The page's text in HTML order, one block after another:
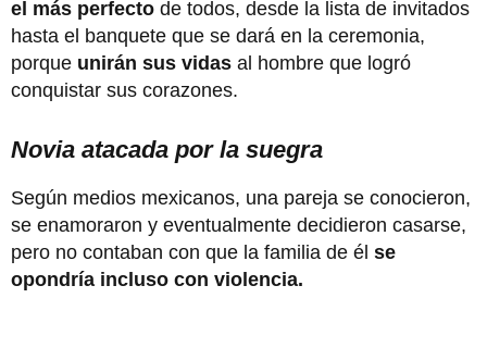
el más perfecto de todos, desde la lista de invitados
hasta el banquete que se dará en la ceremonia,
porque unirán sus vidas al hombre que logró
conquistar sus corazones.
Novia atacada por la suegra
Según medios mexicanos, una pareja se conocieron,
se enamoraron y eventualmente decidieron casarse,
pero no contaban con que la familia de él se
opondría incluso con violencia.